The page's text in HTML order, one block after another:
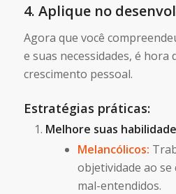
4. Aplique no
Agora que você
e suas necessidades, é hora
crescimento pessoal.
Estratégias práticas:
Melhore suas
Melancólicos:
objetividade ao
mal-entendidos.